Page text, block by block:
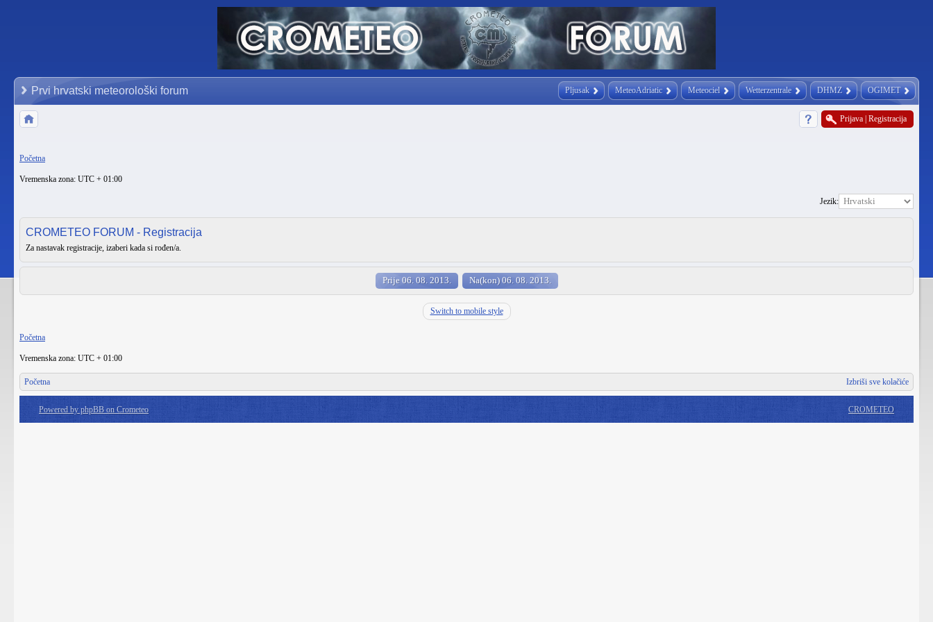
Pljusak MeteoAdriatic Meteociel Wetterzentrale DHMZ OGIMET
Prvi hrvatski meteorološki forum
Prijava Registracija
Početna
Vremenska zona: UTC + 01:00
Jezik:
CROMETEO FORUM - Registracija
Za nastavak registracije, izaberi kada si rođen/a.
Prije 06. 08. 2013. Na(kon) 06. 08. 2013.
Switch to mobile style
Početna
Vremenska zona: UTC + 01:00
Početna Izbriši sve kolačiće
Powered by phpBB on Crometeo CROMETEO